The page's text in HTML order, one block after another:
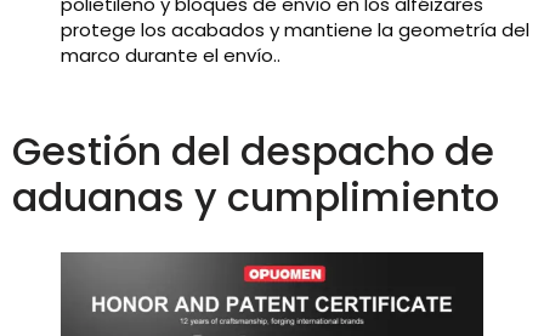
protege los acabados y mantiene la geometría del
marco durante el envío..
Gestión del despacho de
aduanas y cumplimiento